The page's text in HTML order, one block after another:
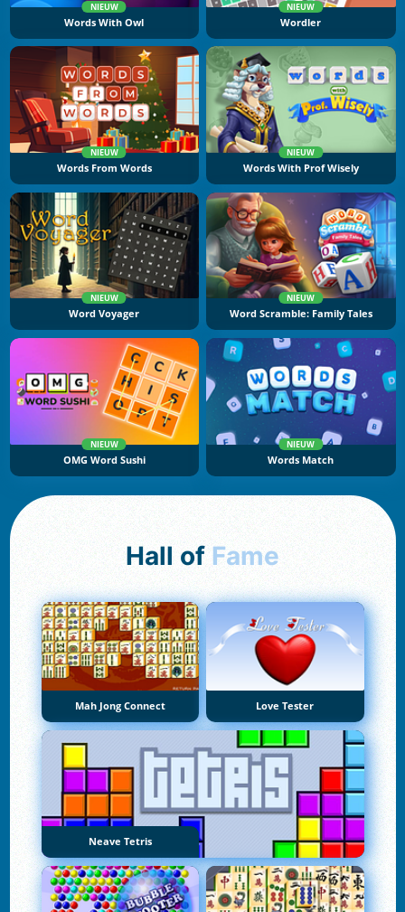
NIEUW
Words With Owl
NIEUW
Wordler
NIEUW
Words From Words
NIEUW
Words With Prof Wisely
NIEUW
Word Voyager
NIEUW
Word Scramble: Family Tales
NIEUW
OMG Word Sushi
NIEUW
Words Match
Hall of Fame
Mah Jong Connect Love Tester
Neave Tetris